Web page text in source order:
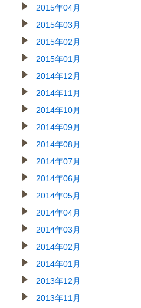
2015年04月
2015年03月
2015年02月
2015年01月
2014年12月
2014年11月
2014年10月
2014年09月
2014年08月
2014年07月
2014年06月
2014年05月
2014年04月
2014年03月
2014年02月
2014年01月
2013年12月
2013年11月